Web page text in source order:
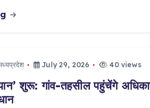
July 29, 2026 40 views
शुरू: गांव-तहसील पहुंचेंगे